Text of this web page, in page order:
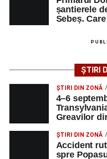
Intrarea este liberă pe
Urmărește-
Ultimele știri din
4–6 septembrie
Fest, la Cetatea
produs pe strada
șantierele
Sebeș.
ȘTIRI
ȘTIRI DIN ZONĂ
4–6
Greavilor
ȘTIRI DIN ZONĂ
Accident
spre